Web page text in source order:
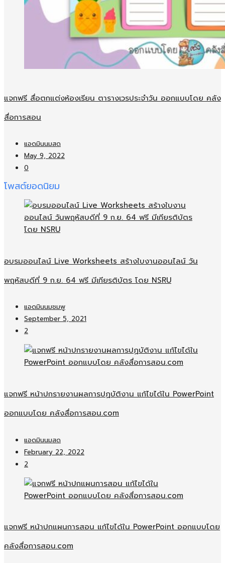
แจกฟรี สื่อตกแต่งห้องเรียน ตารางเวรประจำวัน ออกแบบโดย คลัง
สื่อการสอน
แอดมินนมสด
May 9, 2022
0
โพสต์ยอดนิยม
อบรมออนไลน์​ Live Worksheets สร้างใบงานออนไลน์​ วัน
พฤหัสบดีที่ 9 ก.ย. 64 ฟรี มีเกียรติบัตร โดย NSRU
แอดมินนมชมพู
September 5, 2021
2
แจกฟรี หน้าปกรายงานผลการปฏบัติงาน แก้ไขได้ใน PowerPoint
ออกแบบโดย คลังสื่อการสอน.com
แอดมินนมสด
February 22, 2022
2
แจกฟรี หน้าปกแผนการสอน แก้ไขได้ใน PowerPoint ออกแบบโดย
คลังสื่อการสอน.com